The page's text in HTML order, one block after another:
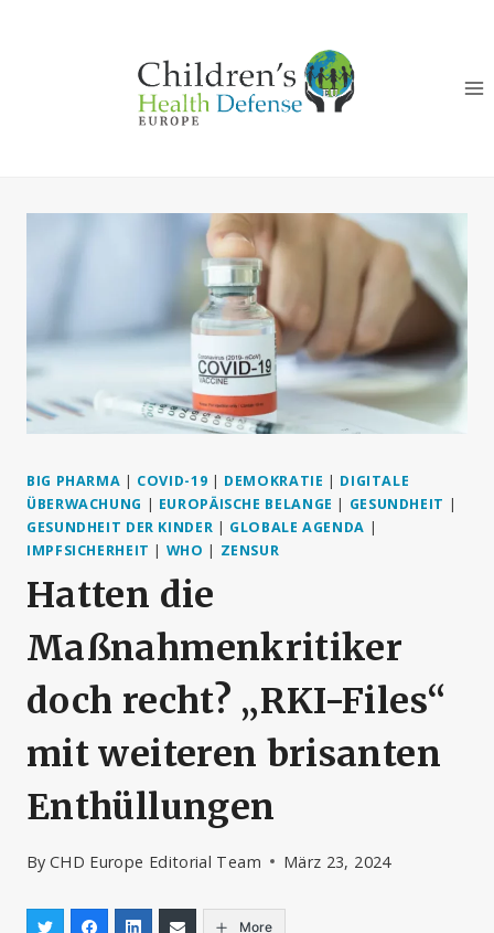
BIG PHARMA | COVID-19 | DEMOKRATIE | DIGITALE
ÜBERWACHUNG | EUROPÄISCHE BELANGE | GESUNDHEIT |
GESUNDHEIT DER KINDER | GLOBALE AGENDA |
IMPFSICHERHEIT | WHO | ZENSUR
Hatten die
Maßnahmenkritiker
doch recht? „RKI-Files“
mit weiteren brisanten
Enthüllungen
By CHD Europe Editorial Team März 23, 2024
More